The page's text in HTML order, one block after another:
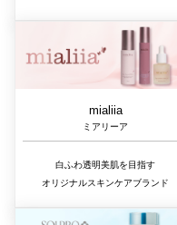
mialiia
ミアリーア
白ふわ透明美肌を目指す
オリジナルスキンケアブランド